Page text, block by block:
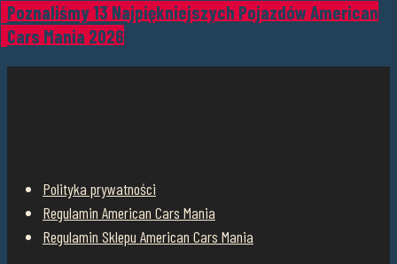
Poznaliśmy 13 Najpiękniejszych Pojazdów American
Cars Mania 2026
Polityka prywatności
Regulamin American Cars Mania
Regulamin Sklepu American Cars Mania